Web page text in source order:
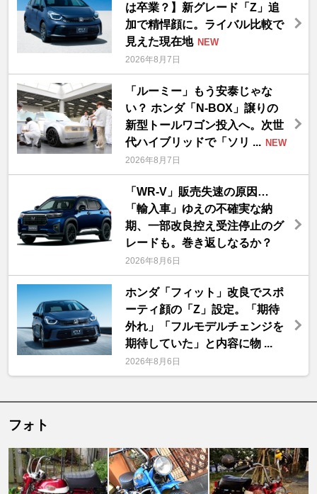
は卒業？】新グレード「Z」追
加で精悍顔に。ライバル比較で
見えた現在地 NEW
2026年8月7日
「ルーミー」もう安泰じゃな
い？ ホンダ「N-BOX」譲りの
新型トールワゴン投入へ。次世
代ハイブリッドで「ソリ ... NEW
2026年8月7日
「WR-V」販売失速の原因…
「輸入車」ゆえの不確実な納
期、一部改良控え受注停止のグ
レードも。巻き返しなるか？
2026年8月6日
ホンダ「フィット」改良でスポ
ーティ顔の「Z」設定。「期待
外れ」「フルモデルチェンジを
期待していた」と内容に物 ...
2026年8月6日
フォト